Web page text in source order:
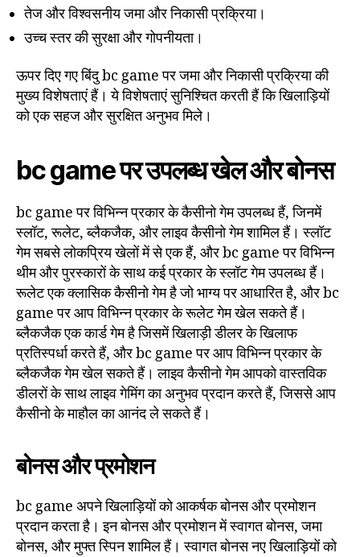
तेज और विश्वसनीय जमा और निकासी प्रक्रिया।
उच्च स्तर की सुरक्षा और गोपनीयता।
ऊपर दिए गए बिंदु bc game पर जमा और निकासी प्रक्रिया की
मुख्य विशेषताएं हैं। ये विशेषताएं सुनिश्चित करती हैं कि खिलाड़ियों
को एक सहज और सुरक्षित अनुभव मिले।
bc game पर उपलब्ध खेल और बोनस
bc game पर विभिन्न प्रकार के कैसीनो गेम उपलब्ध हैं, जिनमें
स्लॉट, रूलेट, ब्लैकजैक, और लाइव कैसीनो गेम शामिल हैं। स्लॉट
गेम सबसे लोकप्रिय खेलों में से एक हैं, और bc game पर विभिन्न
थीम और पुरस्कारों के साथ कई प्रकार के स्लॉट गेम उपलब्ध हैं।
रूलेट एक क्लासिक कैसीनो गेम है जो भाग्य पर आधारित है, और bc
game पर आप विभिन्न प्रकार के रूलेट गेम खेल सकते हैं।
ब्लैकजैक एक कार्ड गेम है जिसमें खिलाड़ी डीलर के खिलाफ
प्रतिस्पर्धा करते हैं, और bc game पर आप विभिन्न प्रकार के
ब्लैकजैक गेम खेल सकते हैं। लाइव कैसीनो गेम आपको वास्तविक
डीलरों के साथ लाइव गेमिंग का अनुभव प्रदान करते हैं, जिससे आप
कैसीनो के माहौल का आनंद ले सकते हैं।
बोनस और प्रमोशन
bc game अपने खिलाड़ियों को आकर्षक बोनस और प्रमोशन
प्रदान करता है। इन बोनस और प्रमोशन में स्वागत बोनस, जमा
बोनस, और मुफ्त स्पिन शामिल हैं। स्वागत बोनस नए खिलाड़ियों को